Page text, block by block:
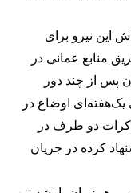
این نیرو برای
منابع عمانی در
پس از چند دور
آرام‌سازی یک‌هفته‌ای اوضاع در
دو طرف در
کرده در جریان